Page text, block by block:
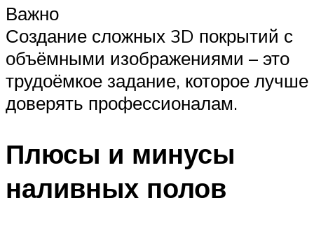
Важно
Создание сложных 3D покрытий с
объёмными изображениями – это
трудоёмкое задание, которое лучше
доверять профессионалам.
Плюсы и минусы
наливных полов